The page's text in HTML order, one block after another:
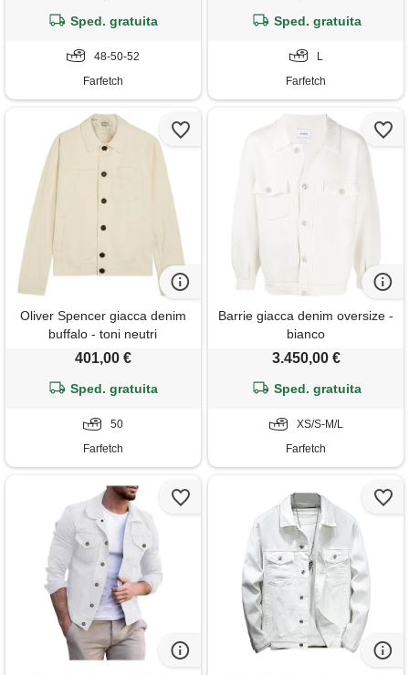
Sped. gratuita
48-50-52
Farfetch
Sped. gratuita
L
Farfetch
Oliver Spencer giacca denim
buffalo - toni neutri
401,00 €
Sped. gratuita
50
Farfetch
Barrie giacca denim oversize -
bianco
3.450,00 €
Sped. gratuita
XS/S-M/L
Farfetch